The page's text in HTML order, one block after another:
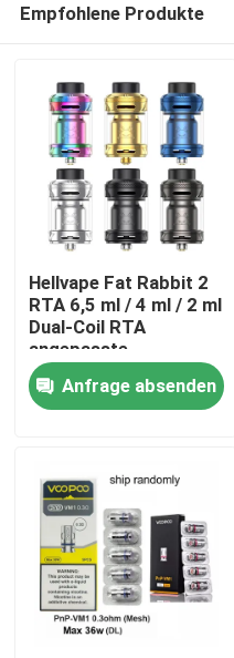
Produkte
Videos
Über uns
Empfohlene Produkte
Hellvape Fat Rabbit 2
RTA 6,5 ml / 4 ml / 2 ml
Dual-Coil RTA
angepasste
Luftstrombehälter
Anfrage absenden